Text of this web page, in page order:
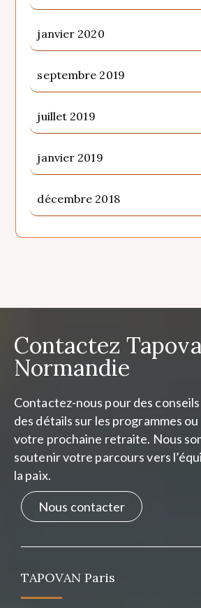
janvier 2020
septembre 2019
juillet 2019
janvier 2019
décembre 2018
Contactez
Normandie
Contactez-nous pour des
des détails sur les programmes
votre prochaine retraite. Nous
soutenir votre parcours vers
la paix.
Nous contacter
TAPOVAN Paris